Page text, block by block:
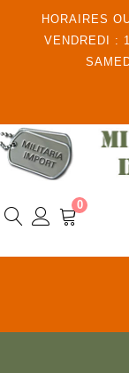
HORAIRES
VENDREDI :
0